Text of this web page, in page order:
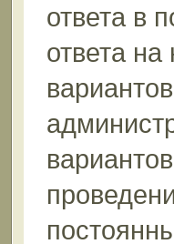
ответа в
ответа